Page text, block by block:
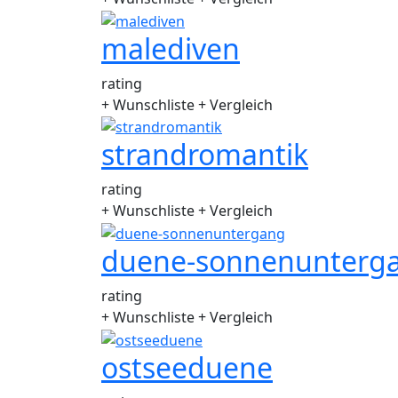
malediven
rating
+ Wunschliste+ Vergleich
strandromantik
rating
+ Wunschliste+ Vergleich
duene-
rating
+ Wunschliste+ Vergleich
ostseeduene